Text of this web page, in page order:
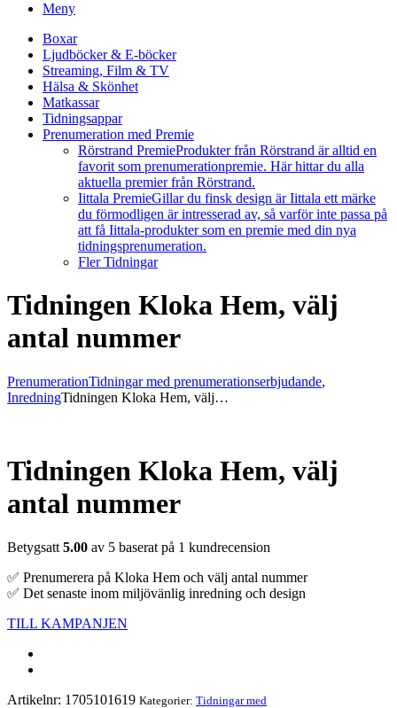
Meny
Boxar
Ljudböcker & E-böcker
Streaming, Film & TV
Hälsa & Skönhet
Matkassar
Tidningsappar
Prenumeration med Premie
Rörstrand PremieProdukter från Rörstrand är alltid en
favorit som prenumerationpremie. Här hittar du alla
aktuella premier från Rörstrand.
Iittala PremieGillar du finsk design är Iittala ett märke
du förmodligen är intresserad av, så varför inte passa på
att få Iittala-produkter som en premie med din nya
tidningsprenumeration.
Fler Tidningar
Tidningen Kloka Hem, välj
antal nummer
PrenumerationTidningar med prenumerationserbjudande,
InredningTidningen Kloka Hem, välj…
Tidningen Kloka Hem, välj
antal nummer
Betygsatt 5.00 av 5 baserat på 1 kundrecension
✅ Prenumerera på Kloka Hem och välj antal nummer
✅ Det senaste inom miljövänlig inredning och design
TILL KAMPANJEN
Artikelnr: 1705101619 Kategorier: Tidningar med